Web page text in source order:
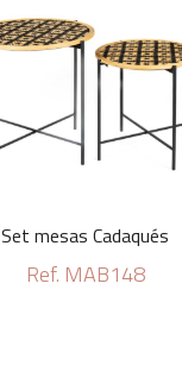
Set mesas Cadaqués
Ref. MAB148